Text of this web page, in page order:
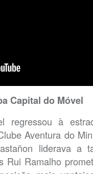
Capital do Móvel
regressou à
Aventura do
liderava a
Rui Ramalho